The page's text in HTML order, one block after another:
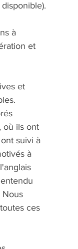
à
et
et
où ils ont
suivi à
à
Nous
ces